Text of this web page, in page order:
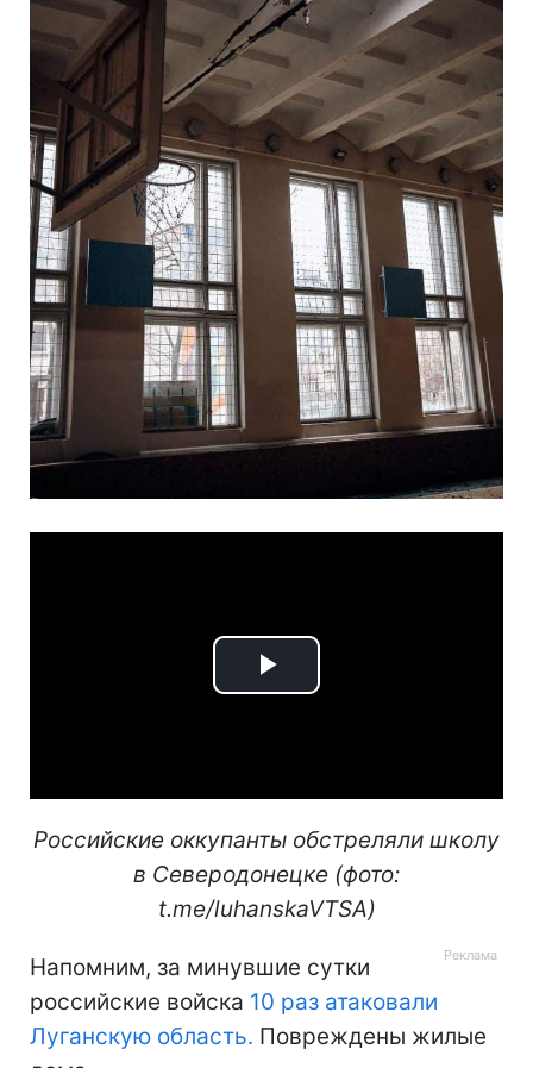
Play
Российские оккупанты обстреляли школу
в Северодонецке (фото:
t.me/luhanskaVTSA)
Напомним, за минувшие сутки
российские войска 10 раз атаковали
Луганскую область. Повреждены жилые